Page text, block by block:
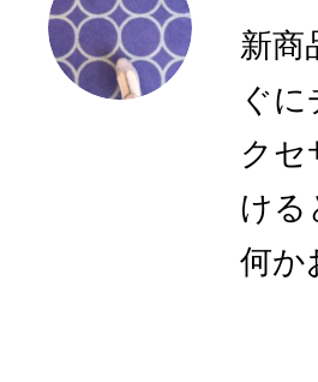
新商
ぐ
クセ
ける
何か